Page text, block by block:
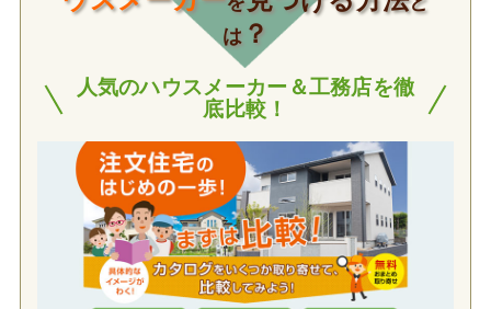
は ？
人気のハウスメーカー＆工務店を徹
底比較！